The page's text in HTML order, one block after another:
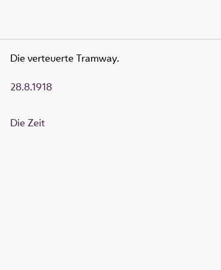
Die verteuerte Tramway.
28.8.1918
Die Zeit